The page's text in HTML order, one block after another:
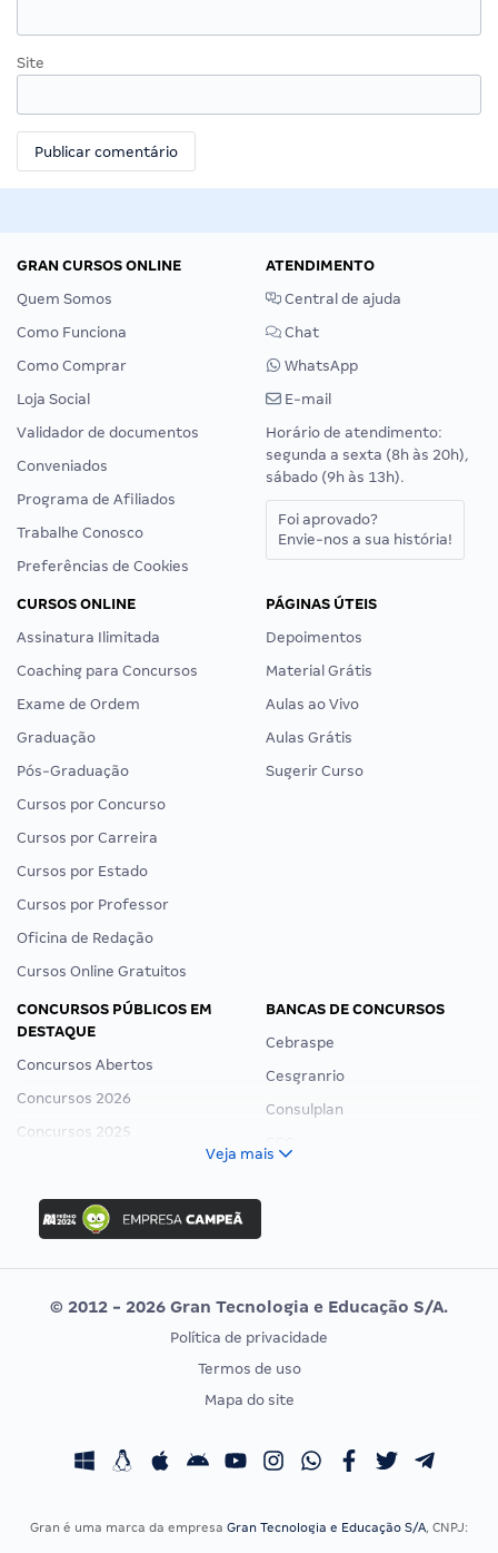
Site
GRAN CURSOS ONLINE
Quem Somos
Como Funciona
Como Comprar
Loja Social
Validador de documentos
Conveniados
Programa de Afiliados
Trabalhe Conosco
Preferências de Cookies
ATENDIMENTO
Central de ajuda
Chat
WhatsApp
E-mail
Horário de atendimento:
segunda a sexta (8h às 20h),
sábado (9h às 13h).
Foi aprovado?
Envie-nos a sua história!
CURSOS ONLINE
Assinatura Ilimitada
Coaching para Concursos
Exame de Ordem
Graduação
Pós-Graduação
Cursos por Concurso
Cursos por Carreira
Cursos por Estado
Cursos por Professor
Oficina de Redação
Cursos Online Gratuitos
PÁGINAS ÚTEIS
Depoimentos
Material Grátis
Aulas ao Vivo
Aulas Grátis
Sugerir Curso
CONCURSOS PÚBLICOS EM
DESTAQUE
Concursos Abertos
Concursos 2026
Concursos 2025
Concurso Ibama
Concurso MPU
Editais publicados
BANCAS DE CONCURSOS
Cebraspe
Cesgranrio
Consulplan
Vunesp
CONCURSOS POR PROFISSÃO
Concursos Fiscais
EXAME DE ORDEM
Calendário OAB
Veja mais
© 2012 - 2026 Gran Tecnologia e Educação S/A.
Política de privacidade
Termos de uso
Mapa do site
Gran é uma marca da empresa Gran Tecnologia e Educação S/A, CNPJ: